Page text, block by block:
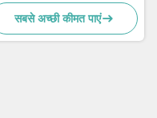
सबसे अच्छी कीमत पाएं